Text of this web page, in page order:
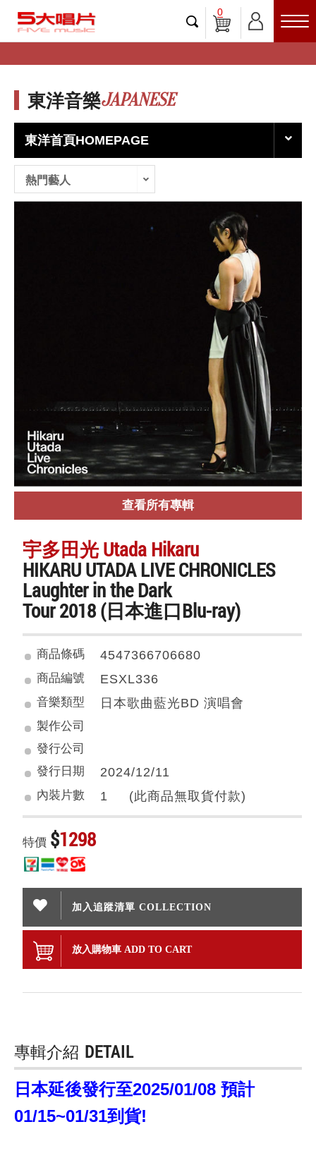
0
東洋音樂JAPANESE
東洋首頁HOMEPAGE
熱門藝人
查看所有專輯
宇多田光 Utada Hikaru
HIKARU UTADA LIVE CHRONICLES
Laughter in the Dark
Tour 2018 (日本進口Blu-ray)
商品條碼 4547366706680
商品編號 ESXL336
音樂類型 日本歌曲藍光BD 演唱會
製作公司
發行公司
發行日期
2024/12/11
內裝片數 1 (此商品無取貨付款)
特價 $1298
加入追蹤清單 COLLECTION
放入購物車 ADD TO CART
專輯介紹 DETAIL
日本延後發行至2025/01/08 預計
01/15~01/31到貨!